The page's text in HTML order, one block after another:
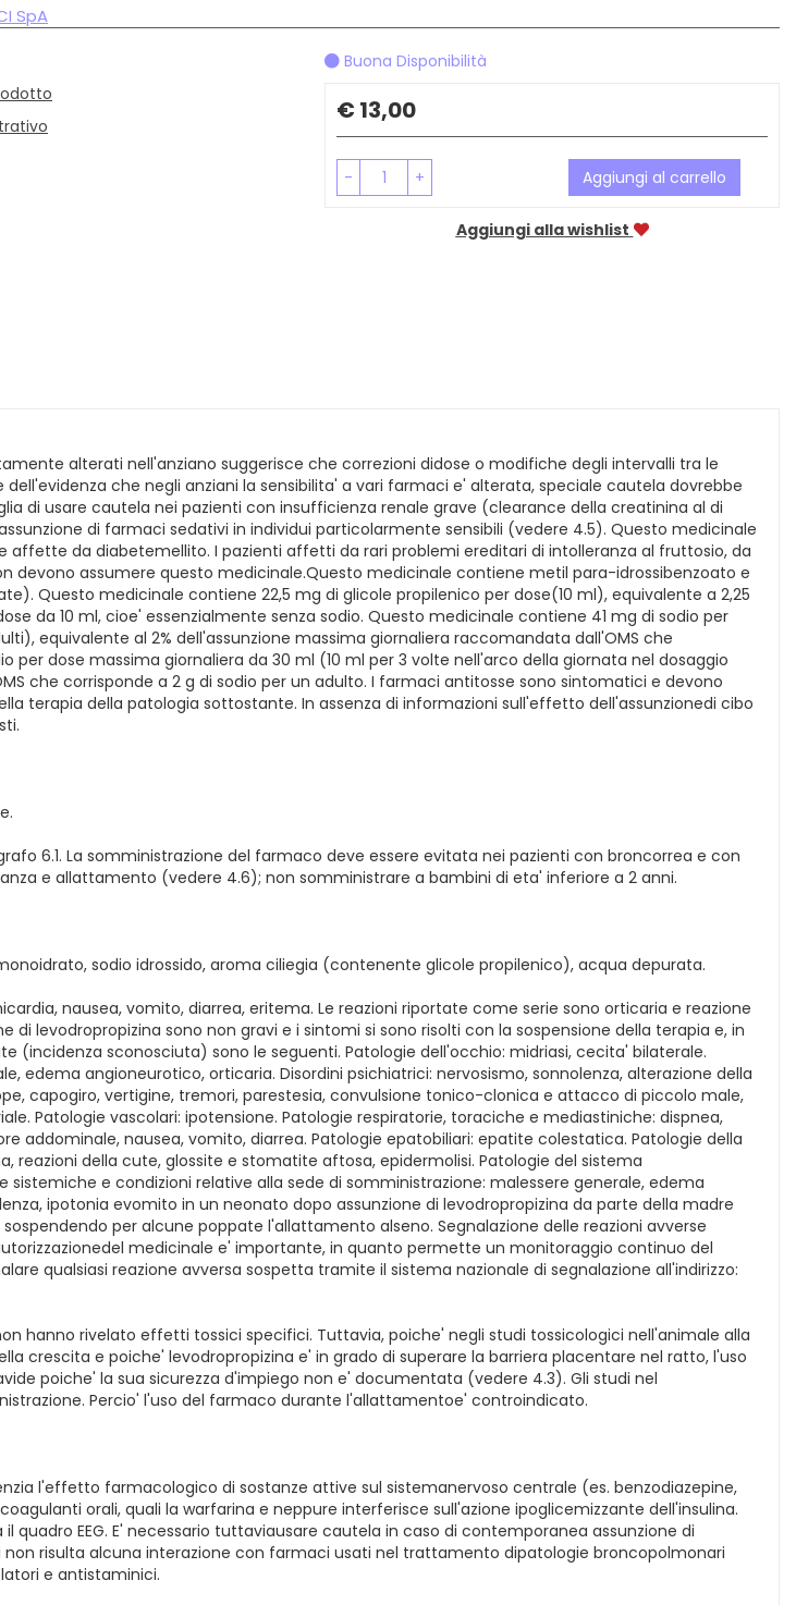
SpA
Buona Disponibilità
Prezzo
€ 13,00
- + Aggiungi al carrello
Aggiungi alla wishlist
alterati nell'anziano suggerisce che correzioni didose o modifiche degli intervalli tra le
che negli anziani la sensibilita' a vari farmaci e' alterata, speciale cautela dovrebbe
di usare cautela nei pazienti con insufficienza renale grave (clearance della creatinina al di
di farmaci sedativi in individui particolarmente sensibili (vedere 4.5). Questo medicinale
affette da diabetemellito. I pazienti affetti da rari problemi ereditari di intolleranza al fruttosio, da
devono assumere questo medicinale.Questo medicinale contiene metil para-idrossibenzoato e
Questo medicinale contiene 22,5 mg di glicole propilenico per dose(10 ml), equivalente a 2,25
da 10 ml, cioe' essenzialmente senza sodio. Questo medicinale contiene 41 mg di sodio per
equivalente al 2% dell'assunzione massima giornaliera raccomandata dall'OMS che
dose massima giornaliera da 30 ml (10 ml per 3 volte nell'arco della giornata nel dosaggio
che corrisponde a 2 g di sodio per un adulto. I farmaci antitosse sono sintomatici e devono
terapia della patologia sottostante. In assenza di informazioni sull'effetto dell'assunzionedi cibo
6.1. La somministrazione del farmaco deve essere evitata nei pazienti con broncorrea e con
e allattamento (vedere 4.6); non somministrare a bambini di eta' inferiore a 2 anni.
sodio idrossido, aroma ciliegia (contenente glicole propilenico), acqua depurata.
nausea, vomito, diarrea, eritema. Le reazioni riportate come serie sono orticaria e reazione
levodropropizina sono non gravi e i sintomi si sono risolti con la sospensione della terapia e, in
sconosciuta) sono le seguenti. Patologie dell'occhio: midriasi, cecita' bilaterale.
edema angioneurotico, orticaria. Disordini psichiatrici: nervosismo, sonnolenza, alterazione della
capogiro, vertigine, tremori, parestesia, convulsione tonico-clonica e attacco di piccolo male,
Patologie vascolari: ipotensione. Patologie respiratorie, toraciche e mediastiniche: dispnea,
addominale, nausea, vomito, diarrea. Patologie epatobiliari: epatite colestatica. Patologie della
della cute, glossite e stomatite aftosa, epidermolisi. Patologie del sistema
e condizioni relative alla sede di somministrazione: malessere generale, edema
ipotonia evomito in un neonato dopo assunzione di levodropropizina da parte della madre
per alcune poppate l'allattamento alseno. Segnalazione delle reazioni avverse
medicinale e' importante, in quanto permette un monitoraggio continuo del
qualsiasi reazione avversa sospetta tramite il sistema nazionale di segnalazione all'indirizzo:
hanno rivelato effetti tossici specifici. Tuttavia, poiche' negli studi tossicologici nell'animale alla
crescita e poiche' levodropropizina e' in grado di superare la barriera placentare nel ratto, l'uso
poiche' la sua sicurezza d'impiego non e' documentata (vedere 4.3). Gli studi nel
Percio' l'uso del farmaco durante l'allattamentoe' controindicato.
l'effetto farmacologico di sostanze attive sul sistemanervoso centrale (es. benzodiazepine,
orali, quali la warfarina e neppure interferisce sull'azione ipoglicemizzante dell'insulina.
EEG. E' necessario tuttaviausare cautela in caso di contemporanea assunzione di
risulta alcuna interazione con farmaci usati nel trattamento dipatologie broncopolmonari
e antistaminici.